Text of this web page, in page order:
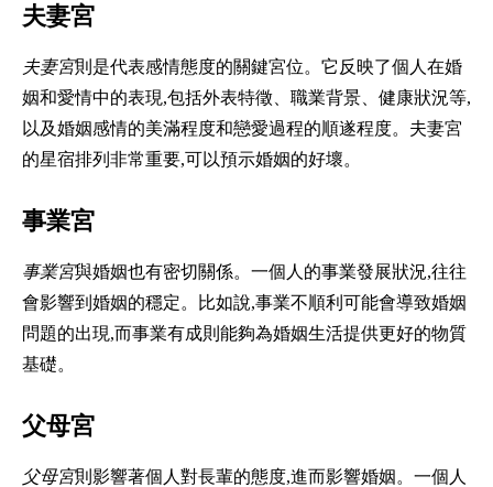
夫妻宮
夫妻宮則是代表感情態度的關鍵宮位。它反映了個人在婚
姻和愛情中的表現,包括外表特徵、職業背景、健康狀況等,
以及婚姻感情的美滿程度和戀愛過程的順遂程度。夫妻宮
的星宿排列非常重要,可以預示婚姻的好壞。
事業宮
事業宮與婚姻也有密切關係。一個人的事業發展狀況,往往
會影響到婚姻的穩定。比如說,事業不順利可能會導致婚姻
問題的出現,而事業有成則能夠為婚姻生活提供更好的物質
基礎。
父母宮
父母宮則影響著個人對長輩的態度,進而影響婚姻。一個人